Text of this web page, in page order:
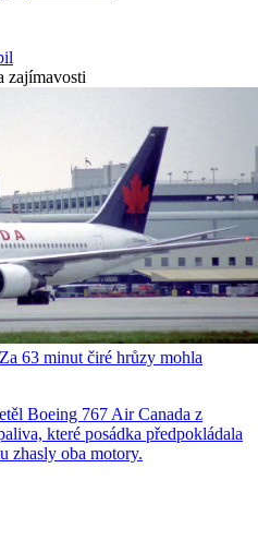
zajímavosti
63 minut čiré hrůzy mohla
Boeing 767 Air Canada z
které posádka předpokládala
zhasly oba motory.